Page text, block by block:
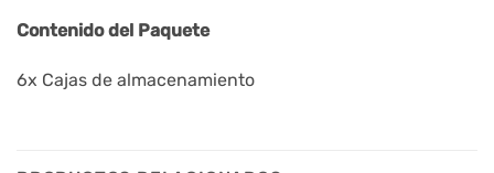
Contenido del Paquete
6x Cajas de almacenamiento